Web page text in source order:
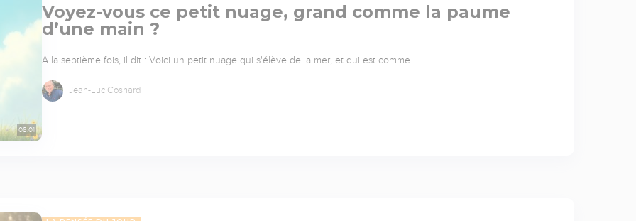
08:01
Voyez-vous ce petit nuage, grand comme la paume
d’une main ?
A la septième fois, il dit : Voici un petit nuage qui s'élève de la mer, et qui est comme …
Jean-Luc Cosnard